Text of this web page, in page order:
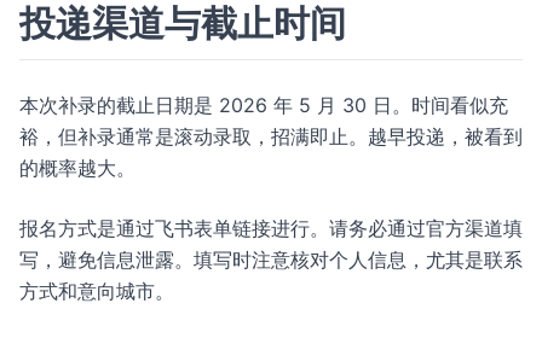
投递渠道与截止时间
本次补录的截止日期是 2026 年 5 月 30 日。时间看似充
裕，但补录通常是滚动录取，招满即止。越早投递，被看到
的概率越大。
报名方式是通过飞书表单链接进行。请务必通过官方渠道填
写，避免信息泄露。填写时注意核对个人信息，尤其是联系
方式和意向城市。